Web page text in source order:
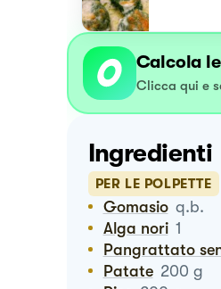
Calcola
Clicca qui e
Ingredienti
PER LE POLPETTE
Gomasio q.b.
Alga nori 1
Pangrattato
Patate 200 g